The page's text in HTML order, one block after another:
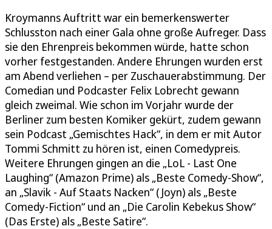
Kroymanns Auftritt war ein bemerkenswerter
Schlusston nach einer Gala ohne große Aufreger. Dass
sie den Ehrenpreis bekommen würde, hatte schon
vorher festgestanden. Andere Ehrungen wurden erst
am Abend verliehen – per Zuschauerabstimmung. Der
Comedian und Podcaster Felix Lobrecht gewann
gleich zweimal. Wie schon im Vorjahr wurde der
Berliner zum besten Komiker gekürt, zudem gewann
sein Podcast „Gemischtes Hack“, in dem er mit Autor
Tommi Schmitt zu hören ist, einen Comedypreis.
Weitere Ehrungen gingen an die „LoL - Last One
Laughing“ (Amazon Prime) als „Beste Comedy-Show“,
an „Slavik - Auf Staats Nacken“ (Joyn) als „Beste
Comedy-Fiction“ und an „Die Carolin Kebekus Show“
(Das Erste) als „Beste Satire“.